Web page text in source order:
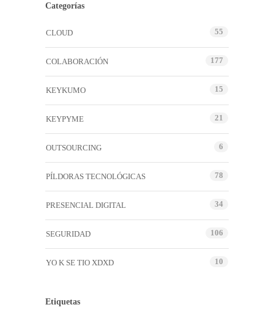
Categorías
CLOUD 55
COLABORACIÓN 177
KEYKUMO 15
KEYPYME 21
OUTSOURCING 6
PÍLDORAS TECNOLÓGICAS 78
PRESENCIAL DIGITAL 34
SEGURIDAD 106
YO K SE TIO XDXD 10
Etiquetas